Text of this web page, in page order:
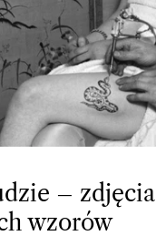
– zdjęcia
wzorów